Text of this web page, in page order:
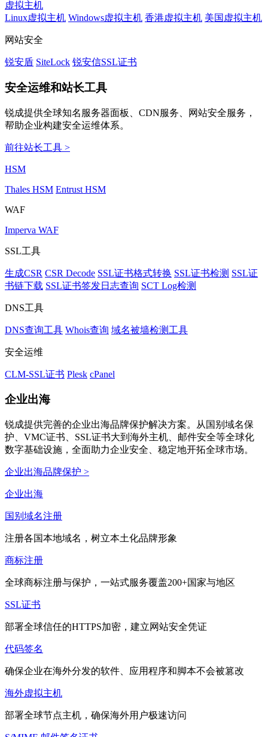
虚拟主机
Linux虚拟主机 Windows虚拟主机 香港虚拟主机 美国虚拟主机
网站安全
锐安盾 SiteLock 锐安信SSL证书
安全运维和站长工具
锐成提供全球知名服务器面板、CDN服务、网站安全服务，
帮助企业构建安全运维体系。
前往站长工具 >
HSM
Thales HSM Entrust HSM
WAF
Imperva WAF
SSL工具
生成CSR CSR Decode SSL证书格式转换 SSL证书检测 SSL证
书链下载 SSL证书签发日志查询 SCT Log检测
DNS工具
DNS查询工具 Whois查询 域名被墙检测工具
安全运维
CLM-SSL证书 Plesk cPanel
企业出海
锐成提供完善的企业出海品牌保护解决方案。从国别域名保
护、VMC证书、SSL证书大到海外主机、邮件安全等全球化
数字基础设施，全面助力企业安全、稳定地开拓全球市场。
企业出海品牌保护 >
企业出海
国别域名注册
注册各国本地域名，树立本土化品牌形象
商标注册
全球商标注册与保护，一站式服务覆盖200+国家与地区
SSL证书
部署全球信任的HTTPS加密，建立网站安全凭证
代码签名
确保企业在海外分发的软件、应用程序和脚本不会被篡改
海外虚拟主机
部署全球节点主机，确保海外用户极速访问